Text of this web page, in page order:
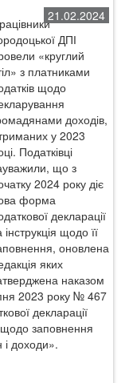
21.02.2024
ДПІ
«круглий
з платниками
щодо
доходів,
у 2023
Податківці
или, що з
2024 року діє
форма
декларації
інструкція щодо її
оновлена
яких
наказом
2023 року № 467
декларації
щодо заповнення
і доходи».